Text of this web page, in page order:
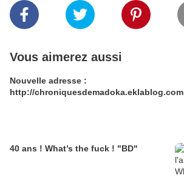
Vous aimerez aussi
Nouvelle adresse :
http://chroniquesdemadoka.eklablog.com
40 ans ! What’s the fuck ! "BD"